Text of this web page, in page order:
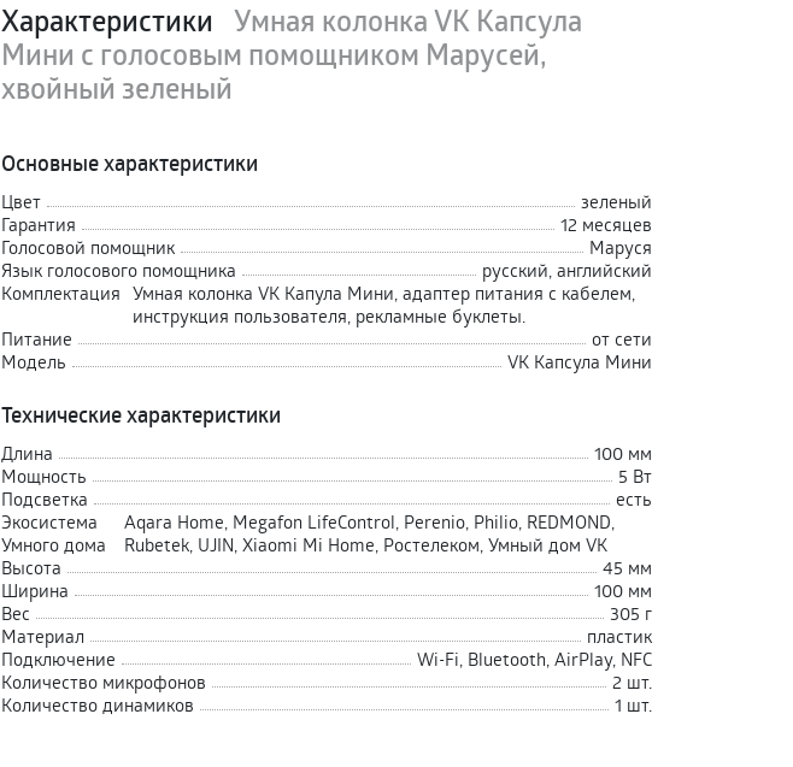
Характеристики Умная колонка VK Капсула
Мини с голосовым помощником Марусей,
хвойный зеленый
Основные характеристики
Цвет
зеленый
Гарантия
12 месяцев
Голосовой помощник
Маруся
Язык голосового помощника
русский, английский
Комплектация Умная колонка VK Капула Мини, адаптер питания с кабелем,
инструкция пользователя, рекламные буклеты.
Питание
от сети
Модель
VK Капсула Мини
Технические характеристики
Длина
100 мм
Мощность
5 Вт
Подсветка
есть
Экосистема
Умного дома
Aqara Home, Megafon LifeControl, Perenio, Philio, REDMOND,
Rubetek, UJIN, Xiaomi Mi Home, Ростелеком, Умный дом VK
Высота
45 мм
Ширина
100 мм
Вес
305 г
Материал
пластик
Подключение
Wi-Fi, Bluetooth, AirPlay, NFC
Количество микрофонов
2 шт.
Количество динамиков
1 шт.